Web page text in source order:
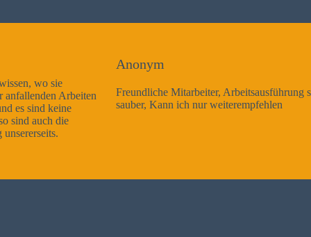
Freundliche Mitarbeiter, Arbeitsausführung sehr gut und sehr
sauber, Kann ich nur weiterempfehlen